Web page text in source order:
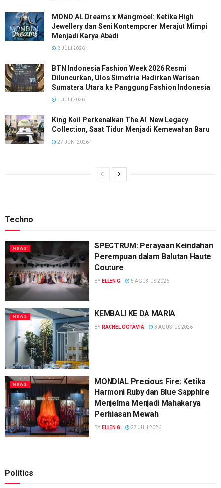
MONDIAL Dreams x Mangmoel: Ketika High
Jewellery dan Seni Kontemporer Merajut Mimpi
Menjadi Karya Abadi
2 JULI 2026
BTN Indonesia Fashion Week 2026 Resmi
Diluncurkan, Ulos Simetria Hadirkan Warisan
Sumatera Utara ke Panggung Fashion Indonesia
1 JULI 2026
King Koil Perkenalkan The All New Legacy
Collection, Saat Tidur Menjadi Kemewahan Baru
27 JUNI 2026
Techno
NEWS
SPECTRUM: Perayaan Keindahan
Perempuan dalam Balutan Haute
Couture
BY ELLEN G 5 AGUSTUS 2026
NEWS KEMBALI KE DA MARIA
BY RACHEL OCTAVIA 3 AGUSTUS 2026
NEWS
MONDIAL Precious Fire: Ketika
Harmoni Ruby dan Blue Sapphire
Menjelma Menjadi Mahakarya
Perhiasan Mewah
BY ELLEN G 27 JULI 2026
Politics